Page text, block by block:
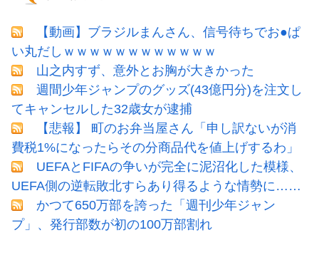
【動画】ブラジルまんさん、信号待ちでお●ぱ
い丸だしｗｗｗｗｗｗｗｗｗｗｗｗ
山之内すず、意外とお胸が大きかった
週間少年ジャンプのグッズ(43億円分)を注文し
てキャンセルした32歳女が逮捕
【悲報】 町のお弁当屋さん「申し訳ないが消
費税1%になったらその分商品代を値上げするわ」
UEFAとFIFAの争いが完全に泥沼化した模様、
UEFA側の逆転敗北すらあり得るような情勢に……
かつて650万部を誇った「週刊少年ジャン
プ」、発行部数が初の100万部割れ